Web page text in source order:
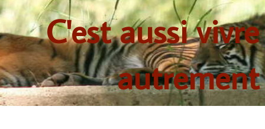
C'est aussi vivre
autrement